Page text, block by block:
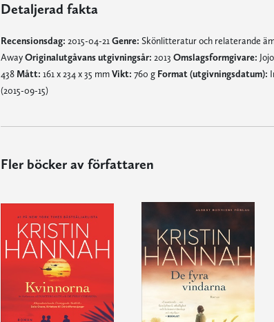
Detaljerad fakta
Recensionsdag: 2015-04-21 Genre: Skönlitteratur och relaterande
AwayOriginalutgåvans utgivningsår: 2013 Omslagsformgivare:
438 Mått: 161 x 234 x 35 mmVikt: 760 g Format (utgivningsdatum):
(2015-09-15)
Fler böcker av författaren